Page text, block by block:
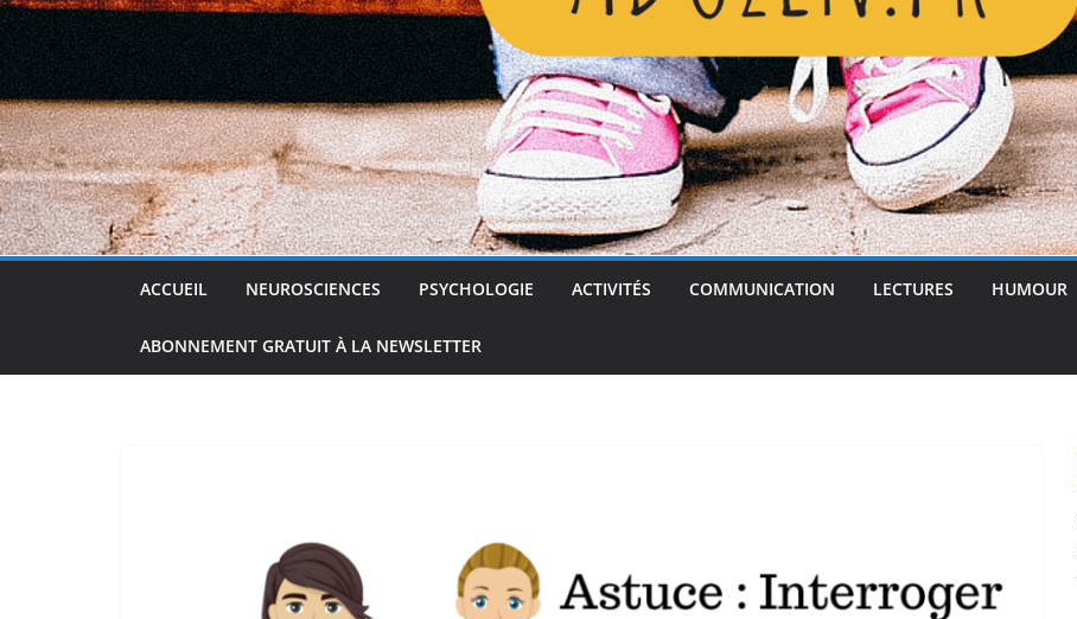
ACCUEIL NEUROSCIENCES PSYCHOLOGIE ACTIVITÉS COMMUNICATION LECTURES HUMOUR
ABONNEMENT GRATUIT À LA NEWSLETTER